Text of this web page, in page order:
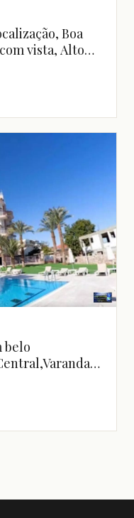
Boa
vista, Alto
Bem
Em bom
Magnífico,
belo
superior
para o